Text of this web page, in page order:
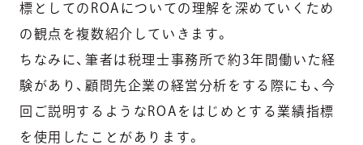
標としてのROAについての理解を深めていくため
の観点を複数紹介していきます。
ちなみに、筆者は税理士事務所で約3年間働いた経
験があり、顧問先企業の経営分析をする際にも、今
回ご説明するようなROAをはじめとする業績指標
を使用したことがあります。